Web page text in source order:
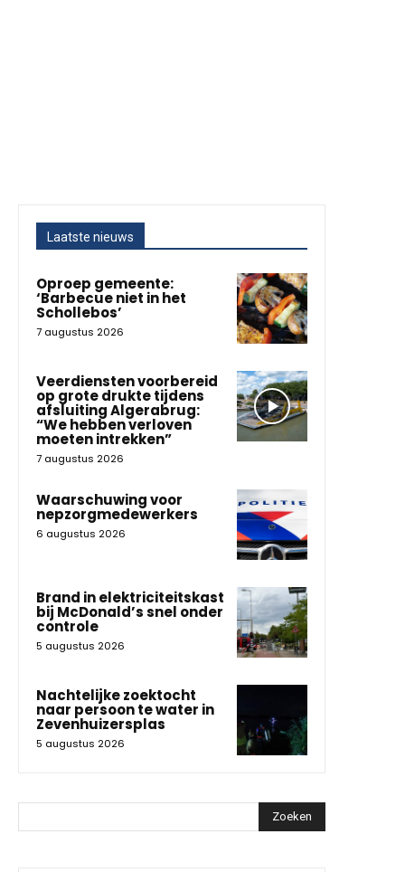
Laatste nieuws
Oproep gemeente:
‘Barbecue niet in het
Schollebos’
7 augustus 2026
Veerdiensten voorbereid
op grote drukte tijdens
afsluiting Algerabrug:
“We hebben verloven
moeten intrekken”
7 augustus 2026
Waarschuwing voor
nepzorgmedewerkers
6 augustus 2026
Brand in elektriciteitskast
bij McDonald’s snel onder
controle
5 augustus 2026
Nachtelijke zoektocht
naar persoon te water in
Zevenhuizersplas
5 augustus 2026
Zoeken